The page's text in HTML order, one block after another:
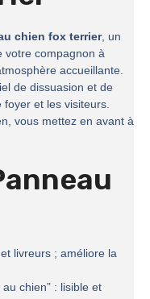
chien fox terrier, un
votre compagnon à
accueillante.
de dissuasion et de
et les visiteurs.
vous mettez en avant à
livreurs ; améliore la
chien” : lisible et